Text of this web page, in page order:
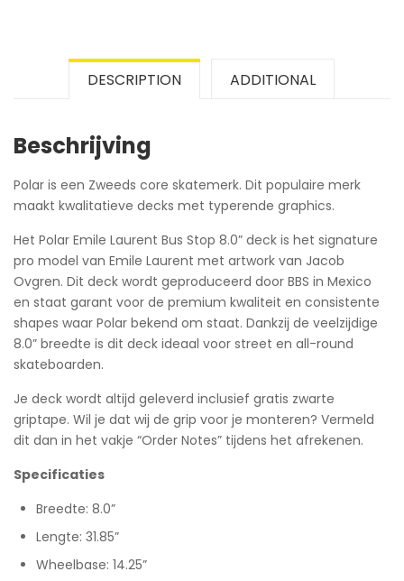
DESCRIPTION ADDITIONAL
Beschrijving
Polar is een Zweeds core skatemerk. Dit populaire merk
maakt kwalitatieve decks met typerende graphics.
Het Polar Emile Laurent Bus Stop 8.0” deck is het signature
pro model van Emile Laurent met artwork van Jacob
Ovgren. Dit deck wordt geproduceerd door BBS in Mexico
en staat garant voor de premium kwaliteit en consistente
shapes waar Polar bekend om staat. Dankzij de veelzijdige
8.0” breedte is dit deck ideaal voor street en all-round
skateboarden.
Je deck wordt altijd geleverd inclusief gratis zwarte
griptape. Wil je dat wij de grip voor je monteren? Vermeld
dit dan in het vakje “Order Notes” tijdens het afrekenen.
Specificaties
Breedte: 8.0”
Lengte: 31.85”
Wheelbase: 14.25”